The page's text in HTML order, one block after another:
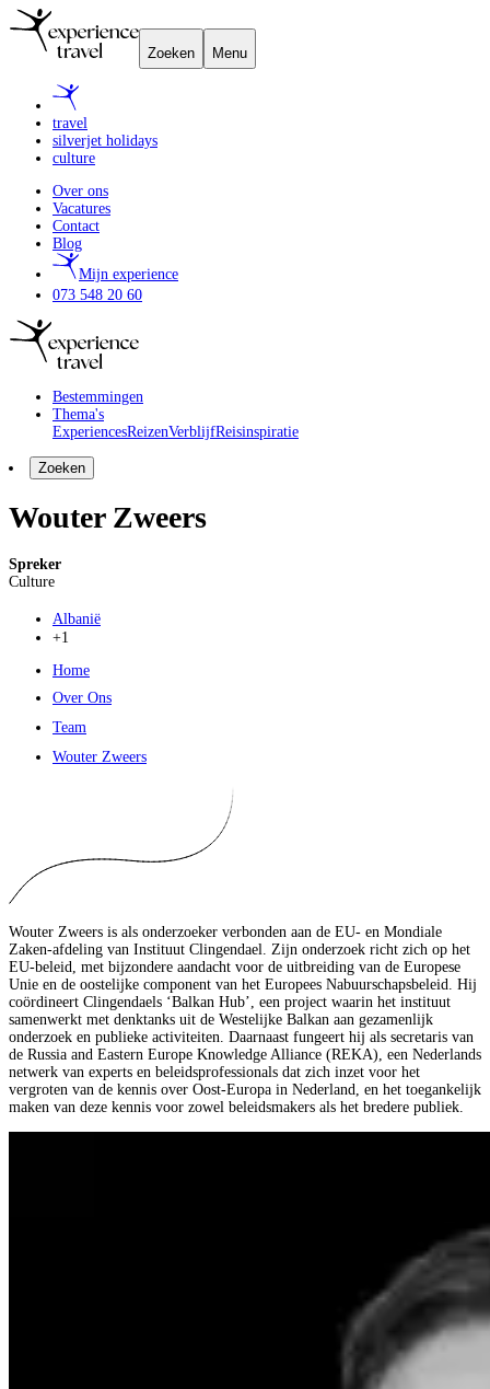
Zoeken Menu
travel
silverjet holidays
culture
Over ons
Vacatures
Contact
Blog
Mijn experience
073 548 20 60
Bestemmingen
Thema's
ExperiencesReizenVerblijfReisinspiratie
Zoeken
Wouter Zweers
Spreker
Culture
Albanië
+1
Home
Over Ons
Team
Wouter Zweers
Wouter Zweers is als onderzoeker verbonden aan de EU- en Mondiale
Zaken-afdeling van Instituut Clingendael. Zijn onderzoek richt zich op het
EU-beleid, met bijzondere aandacht voor de uitbreiding van de Europese
Unie en de oostelijke component van het Europees Nabuurschapsbeleid. Hij
coördineert Clingendaels ‘Balkan Hub’, een project waarin het instituut
samenwerkt met denktanks uit de Westelijke Balkan aan gezamenlijk
onderzoek en publieke activiteiten. Daarnaast fungeert hij als secretaris van
de Russia and Eastern Europe Knowledge Alliance (REKA), een Nederlands
netwerk van experts en beleidsprofessionals dat zich inzet voor het
vergroten van de kennis over Oost-Europa in Nederland, en het toegankelijk
maken van deze kennis voor zowel beleidsmakers als het bredere publiek.